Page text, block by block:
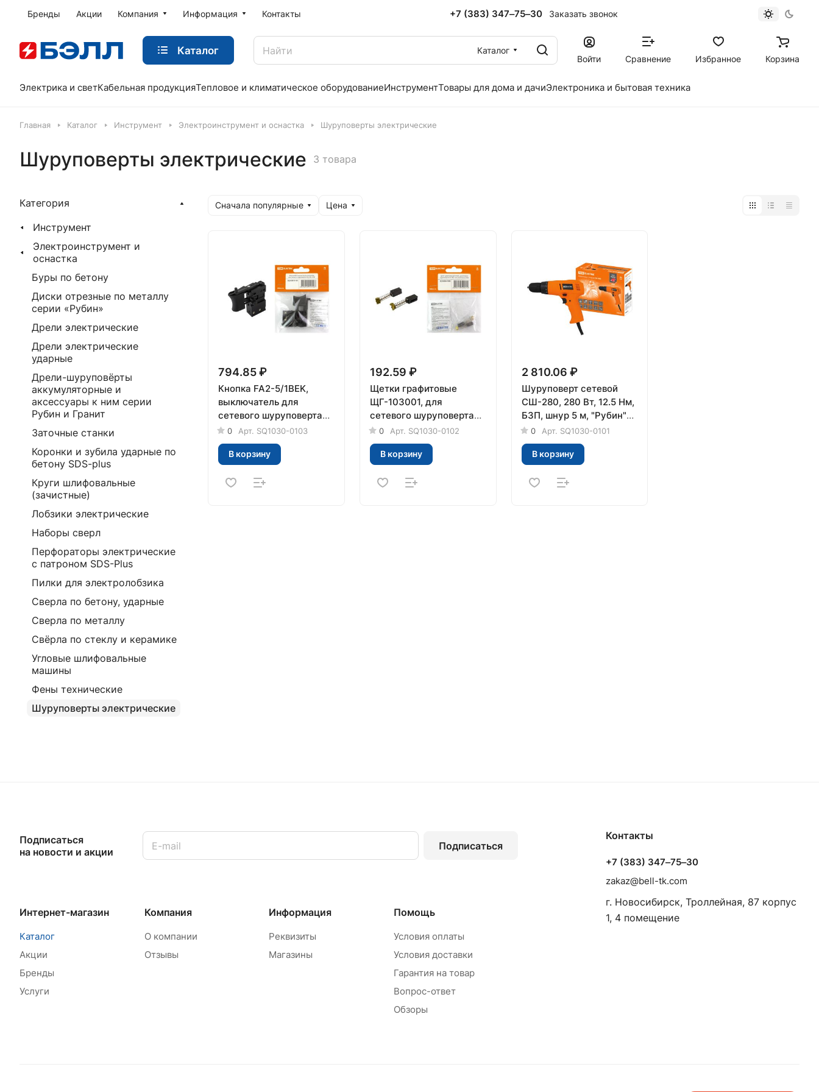
Бренды Акции Компания Информация Контакты +7 (383) 347‒75‒30 Заказать звонок
Каталог
Каталог
Войти
Сравнение Избранное Корзина
Электрика и светКабельная продукцияТепловое и климатическое оборудованиеИнструментТовары для дома и дачиЭлектроника и бытовая техника
Главная Каталог Инструмент Электроинструмент и оснастка Шуруповерты электрические
Шуруповерты электрические 3 товара
Сначала популярные Цена
794.85 ₽
Кнопка FA2-5/1BEK,
выключатель для
сетевого шуруповерта
СШ-280, TDM
0 Арт. SQ1030-0103
В корзину
192.59 ₽
Щетки графитовые
ЩГ-103001, для
сетевого шуруповерта
СШ-280, 2 шт. в
комплекте, TDM
0 Арт. SQ1030-0102
В корзину
2 810.06 ₽
Шуруповерт сетевой
СШ-280, 280 Вт, 12.5 Нм,
БЗП, шнур 5 м, "Рубин"
TDM
0 Арт. SQ1030-0101
В корзину
Категория
Инструмент
Электроинструмент и
оснастка
Буры по бетону
Диски отрезные по металлу
серии «Рубин»
Дрели электрические
Дрели электрические
ударные
Дрели-шуруповёрты
аккумуляторные и
аксессуары к ним серии
Рубин и Гранит
Заточные станки
Коронки и зубила ударные по
бетону SDS-plus
Круги шлифовальные
(зачистные)
Лобзики электрические
Наборы сверл
Перфораторы электрические
с патроном SDS-Plus
Пилки для электролобзика
Сверла по бетону, ударные
Сверла по металлу
Свёрла по стеклу и керамике
Угловые шлифовальные
машины
Фены технические
Шуруповерты электрические
Подписаться
на новости и акции
Подписаться
Интернет-магазин
Каталог
Акции
Бренды
Услуги
Компания
О компании
Отзывы
Информация
Реквизиты
Магазины
Помощь
Условия оплаты
Условия доставки
Гарантия на товар
Вопрос-ответ
Обзоры
Контакты
+7 (383) 347‒75‒30
zakaz@bell-tk.com
г. Новосибирск, ​Троллейная, 87 корпус
1, 4 помещение